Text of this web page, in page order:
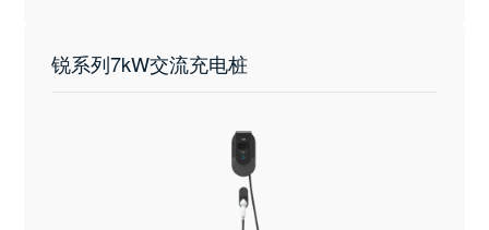
锐系列7kW交流充电桩